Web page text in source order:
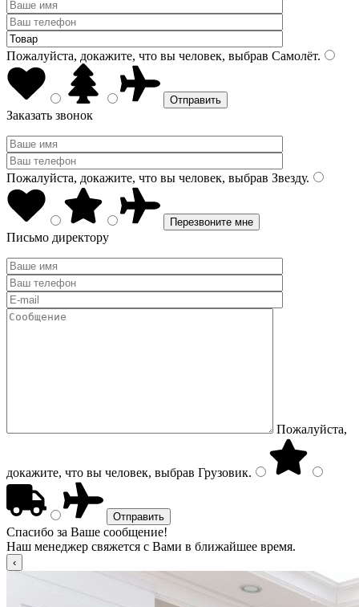
Пожалуйста, докажите, что вы человек, выбрав Самолёт.
Заказать звонок
Пожалуйста, докажите, что вы человек, выбрав Звезду.
Письмо директору
Пожалуйста,
докажите, что вы человек, выбрав Грузовик.
Спасибо за Ваше сообщение!
Наш менеджер свяжется с Вами в ближайшее время.